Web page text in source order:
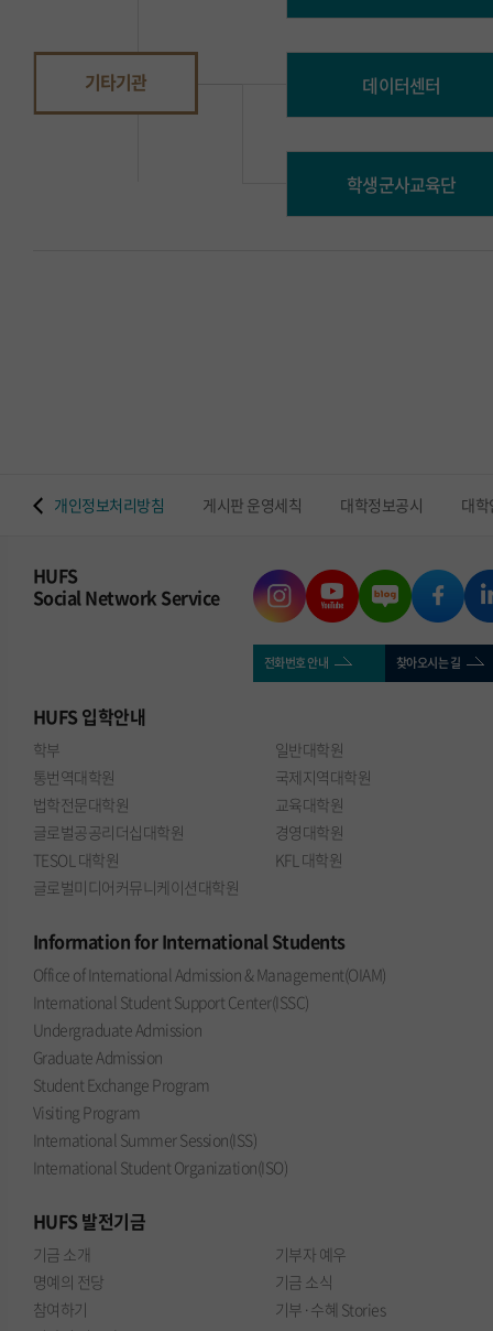
기타기관 데이터센터
학생군사교육단
개인정보처리방침 게시판 운영세칙 대학정보공시 대
HUFS
Social Network Service
전화번호 안내 찾아오시는 길
HUFS 입학안내
학부
일반대학원
통번역대학원
국제지역대학원
법학전문대학원
교육대학원
글로벌공공리더십대학원
경영대학원
TESOL 대학원
KFL 대학원
글로벌미디어커뮤니케이션대학원
Informationfor International Students
Office of International Admission & Management(OIAM)
International Student Support Center(ISSC)
Undergraduate Admission
Graduate Admission
Student Exchange Program
Visiting Program
International Summer Session(ISS)
International Student Organization(ISO)
HUFS 발전기금
기금 소개
기부자 예우
명예의 전당
기금 소식
참여하기
기부·수혜 Stories